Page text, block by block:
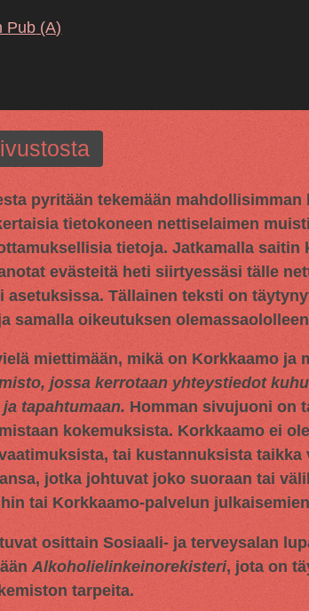
Pub (A)
pyritään tekemään
tietokoneen nettiselaimen
tietoja. Jatkamalla saitin
evästeitä heti siirtyessäsi tälle
Tällainen teksti on
samalla oikeutuksen
miettimään, mikä on Korkkaamo ja
jossa kerrotaan yhteystiedot
tapahtumaan. Homman sivujuoni on
kokemuksista. Korkkaamo ei
tai kustannuksista
jotka johtuvat joko suoraan tai
tai Korkkaamo-palvelun
osittain Sosiaali- ja terveysalan
Alkoholielinkeinorekisteri, jota on
tarpeita.